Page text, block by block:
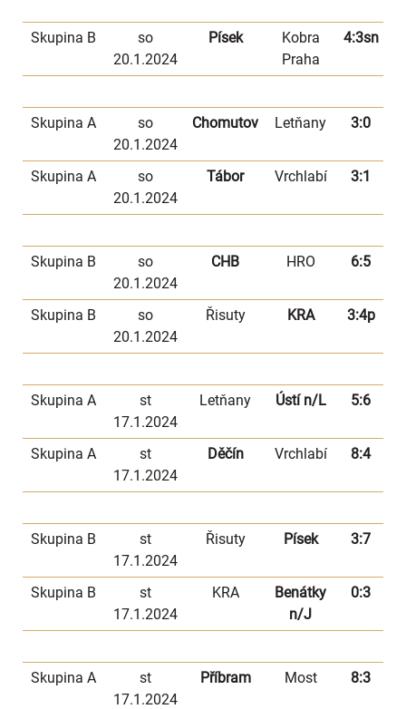
Skupina B
so
20.1.2024
Písek
Kobra
Praha
4:3sn
Skupina A
so
20.1.2024
Chomutov Letňany 3:0
Skupina A
so
20.1.2024
Tábor Vrchlabí 3:1
Skupina B
so
20.1.2024
CHB HRO 6:5
Skupina B
so
20.1.2024
Řisuty KRA 3:4p
Skupina A
st
17.1.2024
Letňany Ústí n/L 5:6
Skupina A
st
17.1.2024
Děčín Vrchlabí 8:4
Skupina B
st
17.1.2024
Řisuty Písek 3:7
Skupina B
st
17.1.2024
KRA
Benátky
n/J
0:3
Skupina A
st
17.1.2024
Příbram Most 8:3